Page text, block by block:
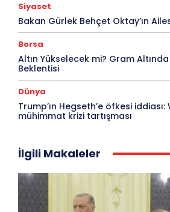
Siyaset
Bakan Gürlek Behçet Oktay’ın
Borsa
Altın Yükselecek mi? Gram
Beklentisi
Dünya
Trump’ın Hegseth’e öfkesi
mühimmat krizi tartışması
İlgili Makaleler